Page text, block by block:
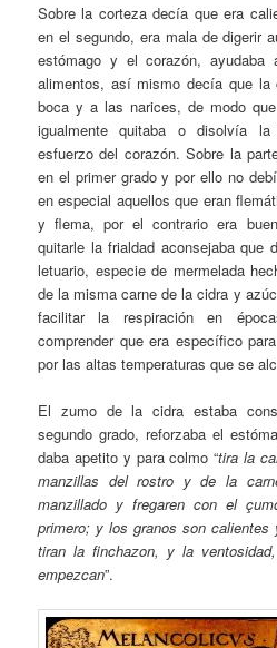
Sobre la corteza decía que era
en el segundo, era mala de digerir
estómago y el corazón,
alimentos, así mismo decía que
boca y a las narices, de modo
igualmente quitaba o disolvía
esfuerzo del corazón. Sobre la
en el primer grado y por ello no
en especial aquellos que eran
y flema, por el contrario era
quitarle la frialdad aconsejaba que
letuario, especie de mermelada
de la misma carne de la cidra y
facilitar la respiración en
comprender que era específico
por las altas temperaturas que se
El zumo de la cidra estaba
segundo grado, reforzaba el
daba apetito y para colmo “tira la
manzillas del rostro y de la
manzillado y fregaren con el
primero; y los granos son
tiran la finchazon, y la
empezcan”.